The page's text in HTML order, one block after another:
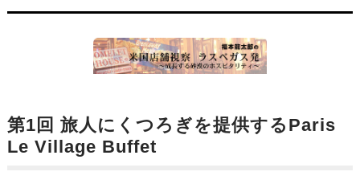
第1回 旅人にくつろぎを提供するParis
Le Village Buffet